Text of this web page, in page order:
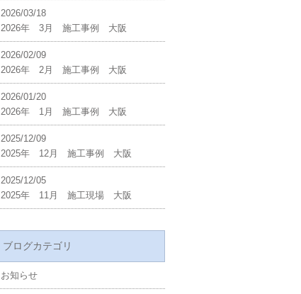
2026/03/18
2026年 3月 施工事例 大阪
2026/02/09
2026年 2月 施工事例 大阪
2026/01/20
2026年 1月 施工事例 大阪
2025/12/09
2025年 12月 施工事例 大阪
2025/12/05
2025年 11月 施工現場 大阪
ブログカテゴリ
お知らせ